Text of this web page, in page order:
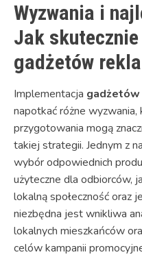
Wyzwania i
Jak
gadżetów
Implementacja
napotkać różne
przygotowania mogą
takiej strategii. Jednym z
wybór odpowiednich
użyteczne dla odbiorców,
lokalną społeczność oraz
niezbędna jest wnikliwa
lokalnych mieszkańców
celów kampanii